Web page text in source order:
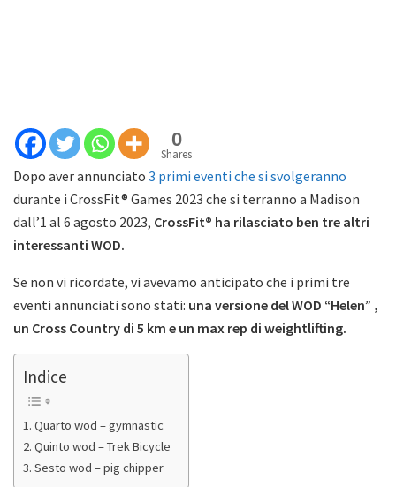
0
Shares
Dopo aver annunciato 3 primi eventi che si svolgeranno
durante i CrossFit® Games 2023 che si terranno a Madison
dall’1 al 6 agosto 2023, CrossFit® ha rilasciato ben tre altri
interessanti WOD.
Se non vi ricordate, vi avevamo anticipato che i primi tre
eventi annunciati sono stati: una versione del WOD “Helen” ,
un Cross Country di 5 km e un max rep di weightlifting.
Indice
Quarto wod – gymnastic
Quinto wod – Trek Bicycle
Sesto wod – pig chipper